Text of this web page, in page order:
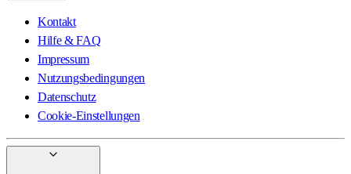
Kontakt
Hilfe & FAQ
Impressum
Nutzungsbedingungen
Datenschutz
Cookie-Einstellungen